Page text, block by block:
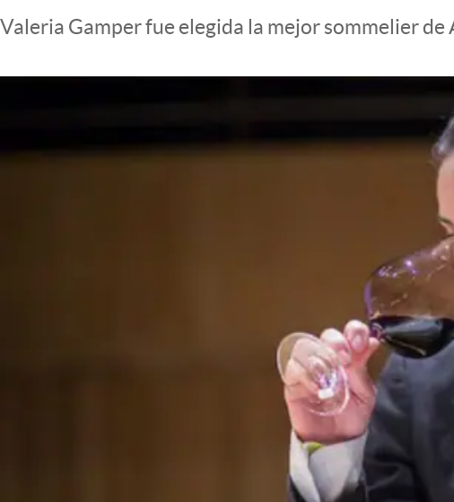
Mediakit
Valeria Gamper fue elegida la mejor sommelier